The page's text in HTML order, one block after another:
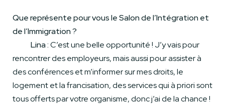
Que représente pour vous le Salon de l’Intégration et
de l’Immigration ?
Lina :C’est une belle opportunité ! J’y vais pour
rencontrer des employeurs, mais aussi pour assister à
des conférences et m’informer sur mes droits, le
logement et la francisation, des services qui à priori sont
tous offerts par votre organisme, donc j’ai de la chance !